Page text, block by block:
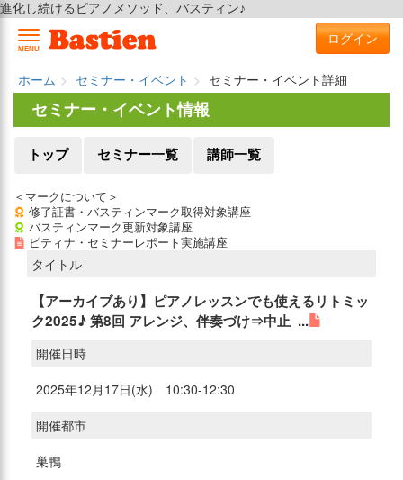
進化し続けるピアノメソッド、バスティン♪
MENU
ログイン
ホーム セミナー・イベント
セミナー・イベント詳細
セミナー・イベント情報
トップ セミナー一覧 講師一覧
＜マークについて＞
修了証書・バスティンマーク取得対象講座
バスティンマーク更新対象講座
ピティナ・セミナーレポート実施講座
タイトル
【アーカイブあり】ピアノレッスンでも使えるリトミッ
ク2025♪ 第8回 アレンジ、伴奏づけ⇒中止 ...
開催日時
2025年12月17日(水) 10:30-12:30
開催都市
巣鴨